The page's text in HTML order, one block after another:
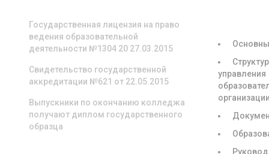
Государственная лицензия на право
ведения образовательной
деятельности №1304 20 27.03.2015
Свидетельство государственной
аккредитации №621 от 22.05.2015
Выпускники по окончанию колледжа
получают диплом государственного
образца
управления